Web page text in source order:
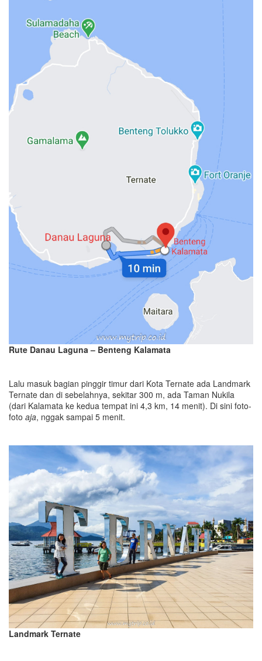
Rute Danau Laguna – Benteng Kalamata
Lalu masuk bagian pinggir timur dari Kota Ternate ada Landmark
Ternate dan di sebelahnya, sekitar 300 m, ada Taman Nukila
(dari Kalamata ke kedua tempat ini 4,3 km, 14 menit). Di sini foto-
foto aja, nggak sampai 5 menit.
Landmark Ternate